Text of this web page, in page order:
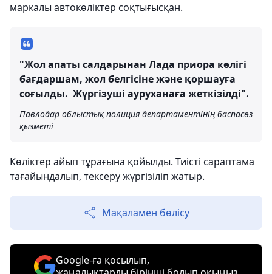
маркалы автокөліктер соқтығысқан.
"Жол апаты салдарынан Лада приора көлігі
бағдаршам, жол белгісіне және қоршауға
соғылды. Жүргізуші ауруханаға жеткізілді".
Павлодар облыстық полиция департаментінің баспасөз
қызметі
Көліктер айып тұрағына қойылды. Тиісті сараптама
тағайындалып, тексеру жүргізіліп жатыр.
Мақаламен бөлісу
Google-ға қосылып,